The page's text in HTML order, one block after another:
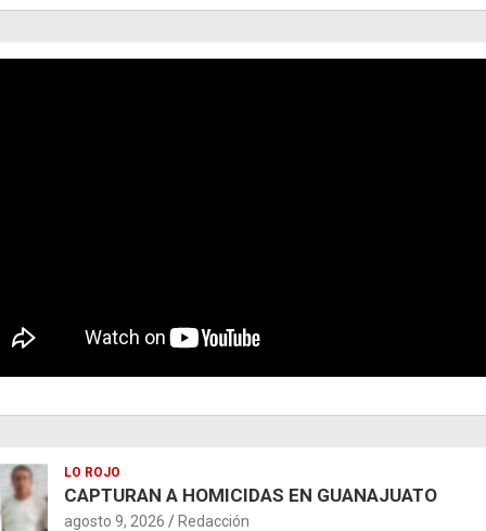
LO ROJO
CAPTURAN A HOMICIDAS EN GUANAJUATO
agosto 9, 2026 Redacción